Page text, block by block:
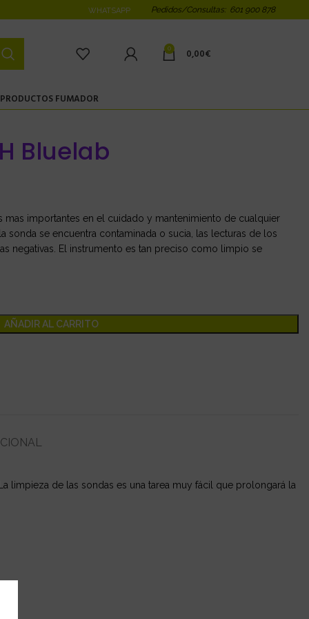
WHATSAPP Pedidos/Consultas: 601 900 878
0 0,00€
PRODUCTOS FUMADOR
Bluelab
mas importantes en el cuidado y mantenimiento de cualquier
se encuentra contaminada o sucia, las lecturas de los
negativas. El instrumento es tan preciso como limpio se
AÑADIR AL CARRITO
limpieza de las sondas es una tarea muy fácil que prolongará la